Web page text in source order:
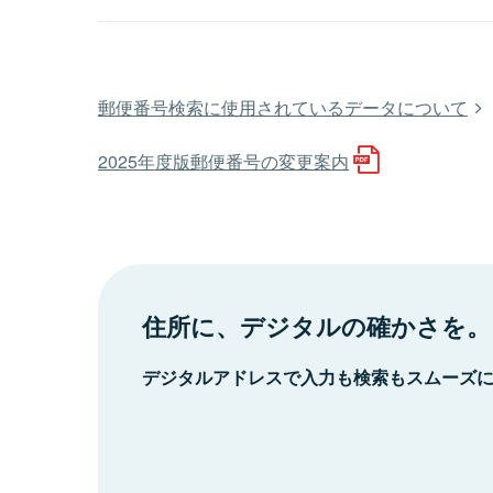
郵便番号検索に使用されているデータについて
2025年度版郵便番号の変更案内
住所に、デジタルの確かさを。
デジタルアドレスで入力も検索もスムーズ